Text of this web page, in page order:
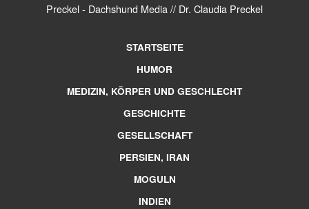
Preckel - Dachshund Media // Dr. Claudia Preckel
STARTSEITE
HUMOR
MEDIZIN, KÖRPER UND GESCHLECHT
GESCHICHTE
GESELLSCHAFT
PERSIEN, IRAN
MOGULN
INDIEN